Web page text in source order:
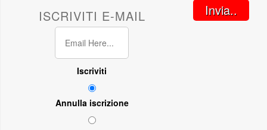
ISCRIVITI E-MAIL
Iscriviti
Annulla iscrizione
Invia..